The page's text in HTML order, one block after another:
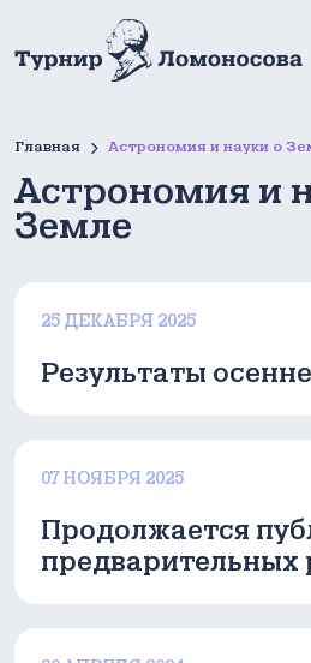
Главная Астрономия и науки о
Астрономия и
Земле
25 ДЕКАБРЯ 2025
Результаты
07 НОЯБРЯ 2025
Продолжается
предварительных